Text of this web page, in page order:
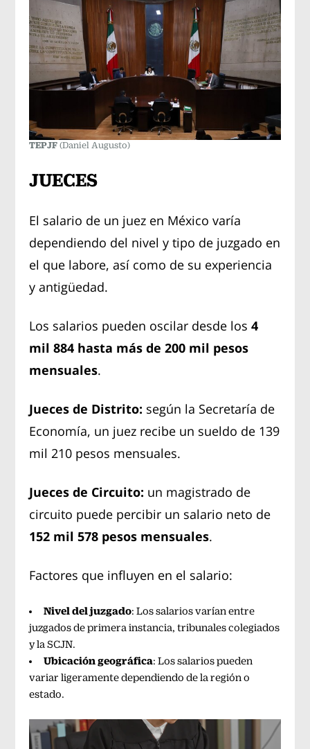
TEPJF(Daniel Augusto)
JUECES
El salario de un juez en México varía
dependiendo del nivel y tipo de juzgado en
el que labore, así como de su experiencia
y antigüedad.
Los salarios pueden oscilar desde los4
mil 884 hasta más de 200 mil pesos
mensuales.
Jueces de Distrito: según la Secretaría de
Economía, un juez recibe un sueldo de 139
mil 210 pesos mensuales.
Jueces de Circuito: un magistrado de
circuito puede percibir un salario neto de
152 mil 578 pesos mensuales.
Factores que influyen en el salario:
Nivel del juzgado: Los salarios varían entre
juzgados de primera instancia, tribunales colegiados
y la SCJN.
Ubicación geográfica: Los salarios pueden
variar ligeramente dependiendo de la región o
estado.